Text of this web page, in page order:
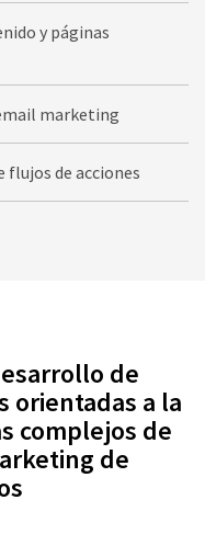
y páginas
marketing
flujos de acciones
de
orientadas a la
complejos de
de